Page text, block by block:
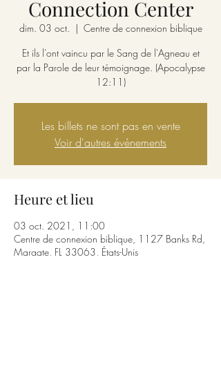
Connection Center
dim. 03 oct.
  |
Centre de connexion biblique
Et ils l'ont vaincu par le Sang de l'Agneau et
par la Parole de leur témoignage. (Apocalypse
12:11)
Les billets ne sont pas en vente
Voir d'autres événements
Heure et lieu
03 oct. 2021, 11:00
Centre de connexion biblique, 1127 Banks Rd,
Margate, FL 33063, États-Unis